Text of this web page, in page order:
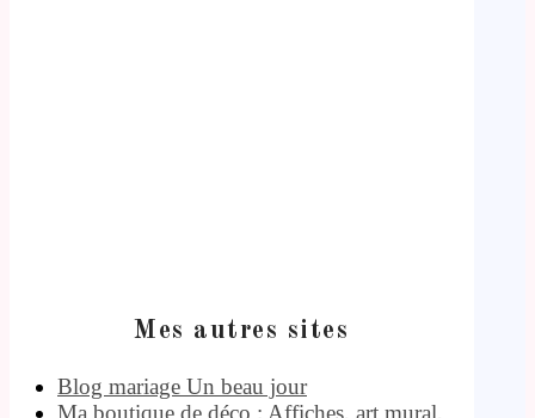
Mes autres sites
Blog mariage Un beau jour
Ma boutique de déco : Affiches, art mural,